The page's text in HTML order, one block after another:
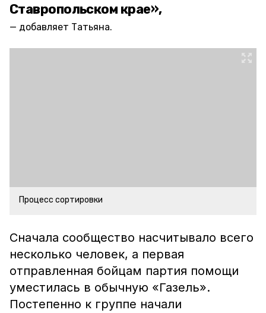
Ставропольском крае»,
добавляет Татьяна.
Процесс сортировки
Сначала сообщество насчитывало всего
несколько человек, а первая
отправленная бойцам партия помощи
уместилась в обычную «Газель».
Постепенно к группе начали